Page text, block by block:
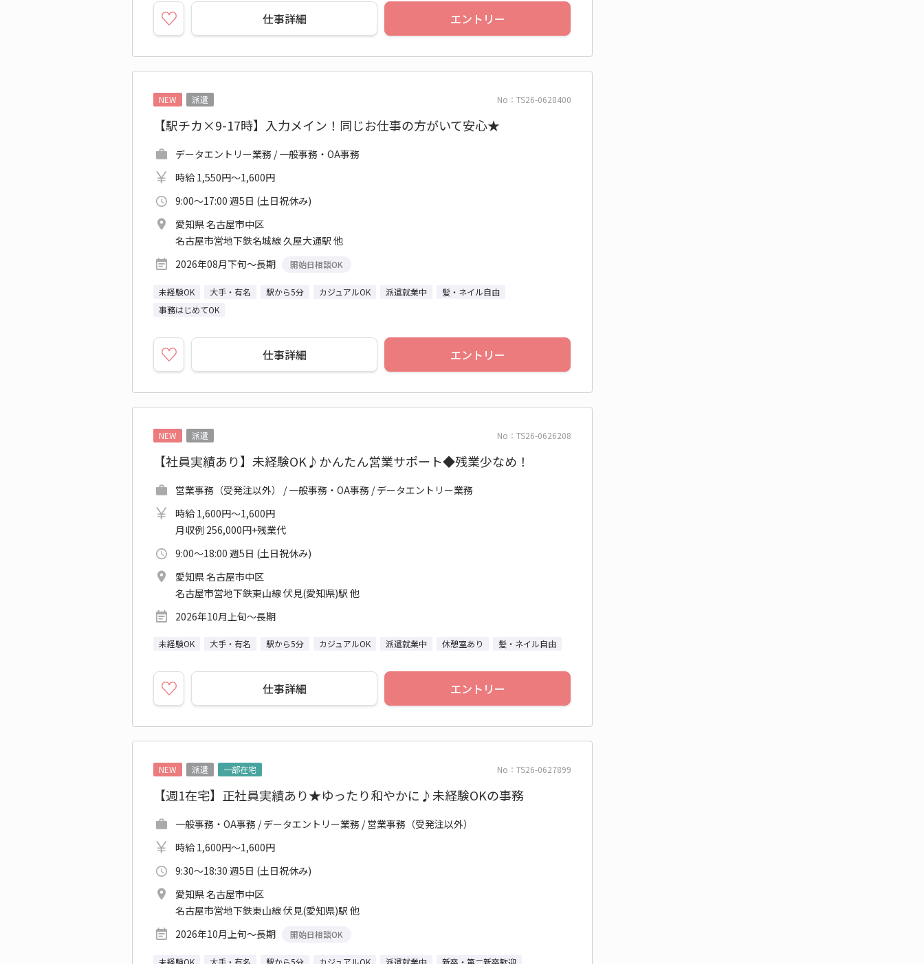
仕事詳細 エントリー
No：TS26-0628400
NEW 派遣
【駅チカ×9-17時】入力メイン！同じお仕事の方がいて安心★
データエントリー業務 / 一般事務・OA事務
時給 1,550円～1,600円
9:00～17:00 週5日 (土日祝休み)
愛知県 名古屋市中区
名古屋市営地下鉄名城線 久屋大通駅 他
2026年08月下旬～長期
開始日相談OK
未経験OK 大手・有名 駅から5分 カジュアルOK 派遣就業中
髪・ネイル自由
事務はじめてOK
仕事詳細 エントリー
No：TS26-0626208
NEW 派遣
【社員実績あり】未経験OK♪かんたん営業サポート◆残業少なめ！
営業事務（受発注以外） / 一般事務・OA事務 / データエントリー業務
時給 1,600円～1,600円
月収例 256,000円+残業代
9:00～18:00 週5日 (土日祝休み)
愛知県 名古屋市中区
名古屋市営地下鉄東山線 伏見(愛知県)駅 他
2026年10月上旬～長期
未経験OK 大手・有名 駅から5分 カジュアルOK 派遣就業中 休憩室あり 髪・ネイル自由
仕事詳細 エントリー
No：TS26-0627899
NEW 派遣 一部在宅
【週1在宅】正社員実績あり★ゆったり和やかに♪未経験OKの事務
一般事務・OA事務 / データエントリー業務 / 営業事務（受発注以外）
時給 1,600円～1,600円
9:30～18:30 週5日 (土日祝休み)
愛知県 名古屋市中区
名古屋市営地下鉄東山線 伏見(愛知県)駅 他
2026年10月上旬～長期
開始日相談OK
未経験OK 大手・有名 駅から5分 カジュアルOK 派遣就業中 新卒・第二新卒歓迎